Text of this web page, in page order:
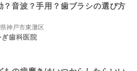
？音波？手用？歯ブラシの選び方
神戸市東灘区
ぎ歯科医院